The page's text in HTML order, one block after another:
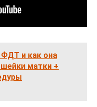
и как она
матки +